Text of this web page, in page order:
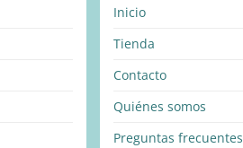
Inicio
Tienda
Contacto
Quiénes somos
Preguntas frecuentes